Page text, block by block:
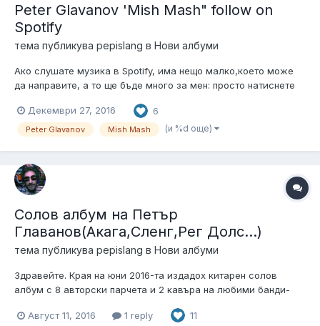
Peter Glavanov 'Mish Mash" follow on
Spotify
тема публикува pepislang в Нови албуми
Ако слушате музика в Spotify, има нещо малко,което може
да направите, а то ще бъде много за мен: просто натиснете
достигна 250 followers,Spotify ще верефицира моя акаунт
там, което пък ще отключи някои хубави възможности за
Декември 27, 2016 6
Peter Glavanov Mish Mash (и %d още)
Солов албум на Петър
Главанов(Акага,Сленг,Рег Долс...)
тема публикува pepislang в Нови албуми
Здравейте. Края на юни 2016-та издадох китарен солов
албум с 8 авторски парчета и 2 кавъра на любими банди-
Чавдар Петков(4040)и Светослав Борисов(Све)в
Август 11, 2016 1 reply 11